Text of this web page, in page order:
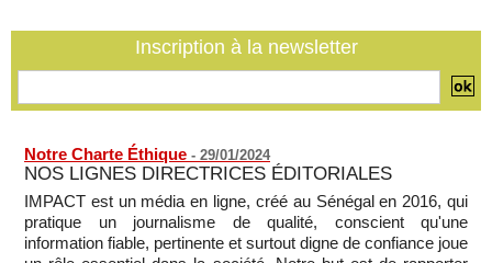
Côte d'Ivoire : le président Ouattara accorde la grâce à 4.661
Inscription à la newsletter
Notre Charte Éthique - 29/01/2024
NOS LIGNES DIRECTRICES ÉDITORIALES
IMPACT est un média en ligne, créé au Sénégal en 2016, qui
pratique un journalisme de qualité, conscient qu'une
information fiable, pertinente et surtout digne de confiance joue